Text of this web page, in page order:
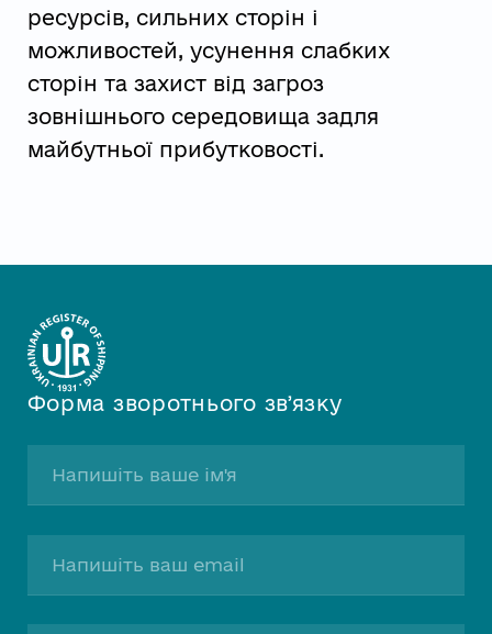
ресурсів, сильних сторін і
можливостей, усунення слабких
сторін та захист від загроз
зовнішнього середовища задля
майбутньої прибутковості.
Форма зворотнього звʼязку